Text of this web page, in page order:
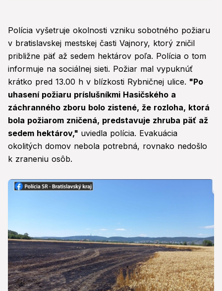
Polícia vyšetruje okolnosti vzniku sobotného požiaru
v bratislavskej mestskej časti Vajnory, ktorý zničil
približne päť až sedem hektárov poľa. Polícia o tom
informuje na sociálnej sieti. Požiar mal vypuknúť
krátko pred 13.00 h v blízkosti Rybničnej ulice. "Po
uhasení požiaru príslušníkmi Hasičského a
záchranného zboru bolo zistené, že rozloha, ktorá
bola požiarom zničená, predstavuje zhruba päť až
sedem hektárov," uviedla polícia. Evakuácia
okolitých domov nebola potrebná, rovnako nedošlo
k zraneniu osôb.